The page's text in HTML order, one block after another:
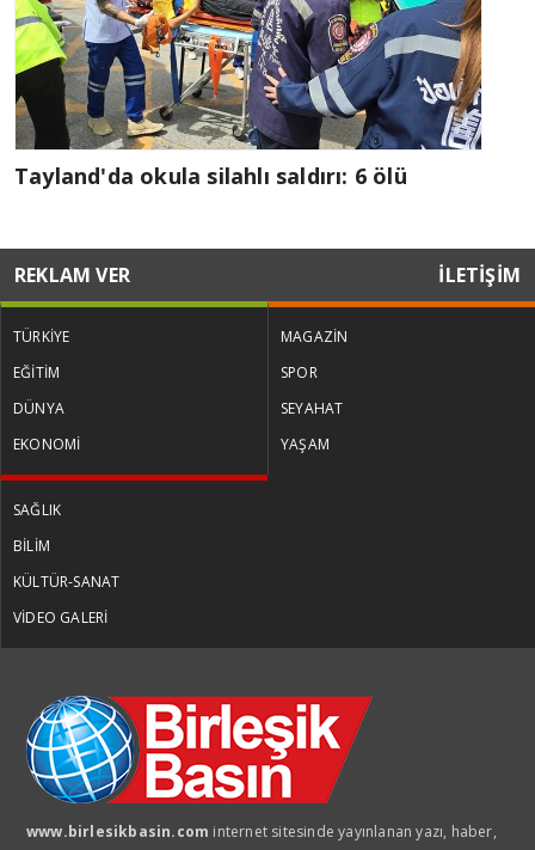
Tayland'da okula silahlı saldırı: 6 ölü
REKLAM VER İLETİŞİM
TÜRKİYE
EĞİTİM
DÜNYA
EKONOMİ
MAGAZİN
SPOR
SEYAHAT
YAŞAM
SAĞLIK
BİLİM
KÜLTÜR-SANAT
VİDEO GALERİ
www.birlesikbasin.com internet sitesinde yayınlanan yazı, haber,